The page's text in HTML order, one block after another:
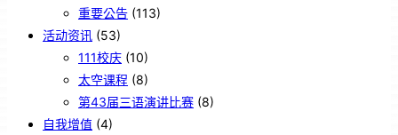
重要公告 (113)
活动资讯 (53)
111校庆 (10)
太空课程 (8)
第43届三语演讲比赛 (8)
自我增值 (4)